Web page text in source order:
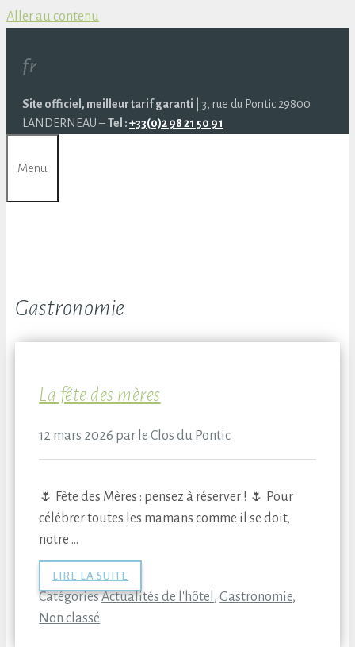
Aller au contenu
fr
Site officiel, meilleur tarif garanti |
3, rue du Pontic 29800
LANDERNEAU –Tel :+33(0)2 98 21 50 91
Menu
Gastronomie
La fête des mères
12 mars 2026 par le Clos du Pontic
🌷 Fête des Mères : pensez à réserver ! 🌷 Pour
célébrer toutes les mamans comme il se doit,
notre …
LIRE LA SUITE
CatégoriesActualités de l'hôtel ,Gastronomie,
Non classé